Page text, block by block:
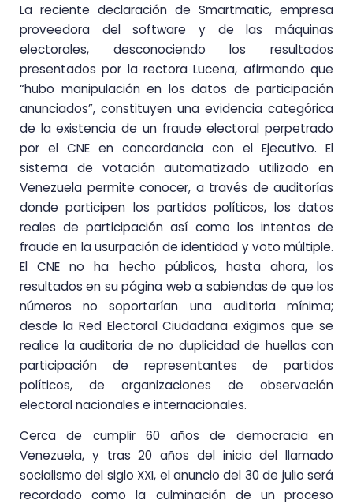
La reciente declaración de Smartmatic, empresa
proveedora del software y de las máquinas
electorales, desconociendo los resultados
presentados por la rectora Lucena, afirmando que
“hubo manipulación en los datos de participación
anunciados”, constituyen una evidencia categórica
de la existencia de un fraude electoral perpetrado
por el CNE en concordancia con el Ejecutivo. El
sistema de votación automatizado utilizado en
Venezuela permite conocer, a través de auditorías
donde participen los partidos políticos, los datos
reales de participación así como los intentos de
fraude en la usurpación de identidad y voto múltiple.
El CNE no ha hecho públicos, hasta ahora, los
resultados en su página web a sabiendas de que los
números no soportarían una auditoria mínima;
desde la Red Electoral Ciudadana exigimos que se
realice la auditoria de no duplicidad de huellas con
participación de representantes de partidos
políticos, de organizaciones de observación
electoral nacionales e internacionales.
Cerca de cumplir 60 años de democracia en
Venezuela, y tras 20 años del inicio del llamado
socialismo del siglo XXI, el anuncio del 30 de julio será
recordado como la culminación de un proceso